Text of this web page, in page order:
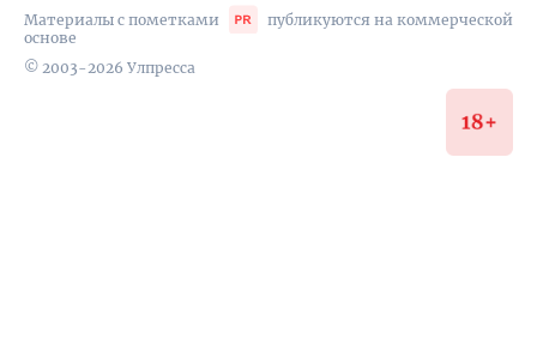
Материалы с пометками
публикуются на коммерческой
основе
© 2003-2026 Улпресса